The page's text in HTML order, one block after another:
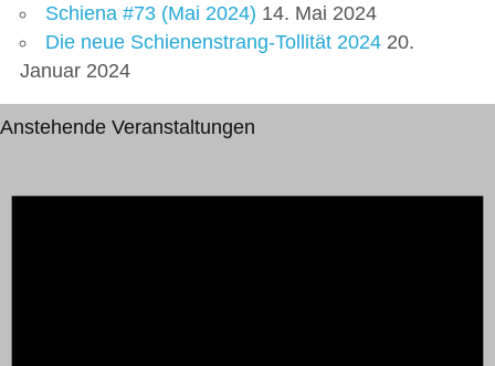
Schiena #73 (Mai 2024) 14. Mai 2024
Die neue Schienenstrang-Tollität 2024 20.
Januar 2024
Anstehende Veranstaltungen